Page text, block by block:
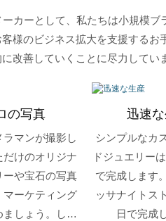
カーとして、私たちは小規模
様のビジネス拡大を支援する
改善していくことに尽力してい
の写真
ラマンが撮影し
だけのオリジナ
ーや宝石の写真
マーケティング
しょう。しか
迅速
シンプルなカ
ドジュエリー
で完成します
ッサナイトス
日で完成